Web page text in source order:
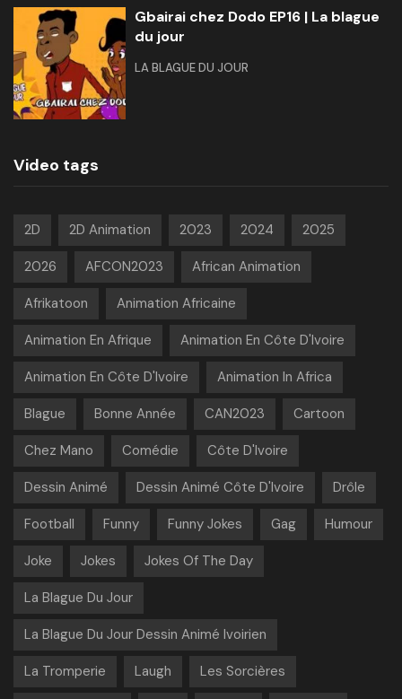
Gbairai chez Dodo EP16 | La blague
du jour
LA BLAGUE DU JOUR
Video tags
2D 2D Animation 2023 2024 2025
2026 AFCON2023 African Animation
Afrikatoon Animation Africaine
Animation En Afrique Animation En Côte D'Ivoire
Animation En Côte D'Ivoire Animation In Africa
Blague Bonne Année CAN2023 Cartoon
Chez Mano Comédie Côte D'Ivoire
Dessin Animé Dessin Animé Côte D'Ivoire Drôle
Football Funny Funny Jokes Gag Humour
Joke Jokes Jokes Of The Day
La Blague Du Jour
La Blague Du Jour Dessin Animé Ivoirien
La Tromperie Laugh Les Sorcières